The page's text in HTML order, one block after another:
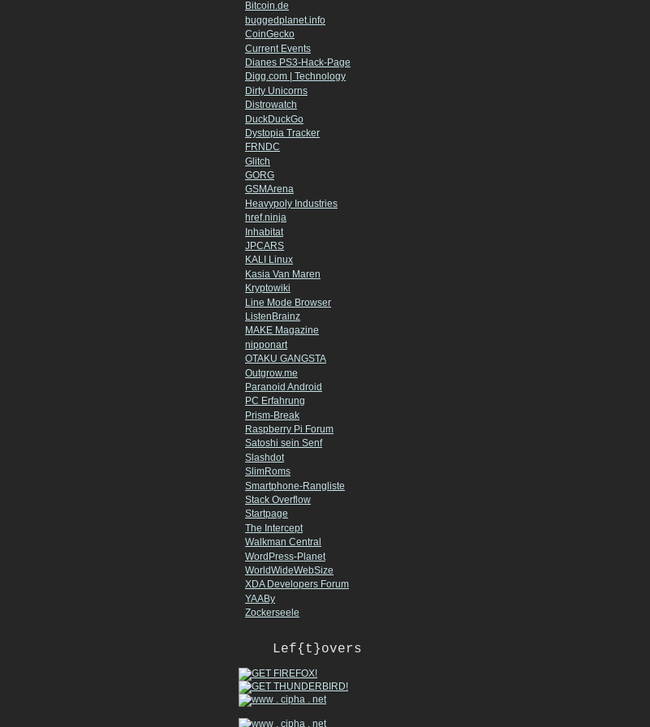
Bitcoin.de
buggedplanet.info
CoinGecko
Current Events
Dianes PS3-Hack-Page
Digg.com | Technology
Dirty Unicorns
Distrowatch
DuckDuckGo
Dystopia Tracker
FRNDC
Glitch
GORG
GSMArena
Heavypoly Industries
href.ninja
Inhabitat
JPCARS
KALI Linux
Kasia Van Maren
Kryptowiki
Line Mode Browser
ListenBrainz
MAKE Magazine
nipponart
OTAKU GANGSTA
Outgrow.me
Paranoid Android
PC Erfahrung
Prism-Break
Raspberry Pi Forum
Satoshi sein Senf
Slashdot
SlimRoms
Smartphone-Rangliste
Stack Overflow
Startpage
The Intercept
Walkman Central
WordPress-Planet
WorldWideWebSize
XDA Developers Forum
YAABy
Zockerseele
Lef{t}overs